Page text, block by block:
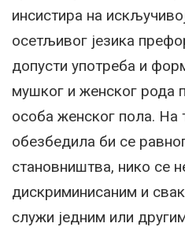
инсистира на
осетљивог језика
допусти употреба и
мушког и женског рода
особа женског пола. На
обезбедила би се
становништва, нико се
дискриминисаним и
служи једним или